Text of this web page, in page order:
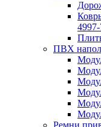
ПВХ
Ремни